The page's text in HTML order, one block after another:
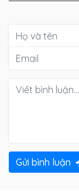
Gửi bình luận